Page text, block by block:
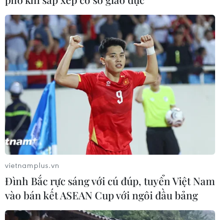
06/08/2026 14:03
Lâm Đồng vào cao điểm vụ cá Nam,
ngư dân phấn khởi vươn khơi
06/08/2026 09:06
Giá dầu tăng khi nhà đầu tư thận
trọng trước tình hình Trung Đông
06/08/2026 09:03
Xem thêm
vietnamplus.vn
Đình Bắc rực sáng với cú đúp, tuyển Việt Nam
vào bán kết ASEAN Cup với ngôi đầu bảng